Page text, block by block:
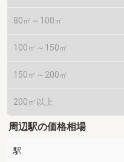
80㎡～100㎡
100㎡～150㎡
150㎡～200㎡
200㎡以上
周辺駅の価格相場
駅